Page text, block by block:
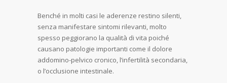
Benché in molti casi le aderenze restino silenti,
senza manifestare sintomi rilevanti, molto
spesso peggiorano la qualità di vita poiché
causano patologie importanti come il dolore
addomino-pelvico cronico, l’infertilità secondaria,
o l’occlusione intestinale.